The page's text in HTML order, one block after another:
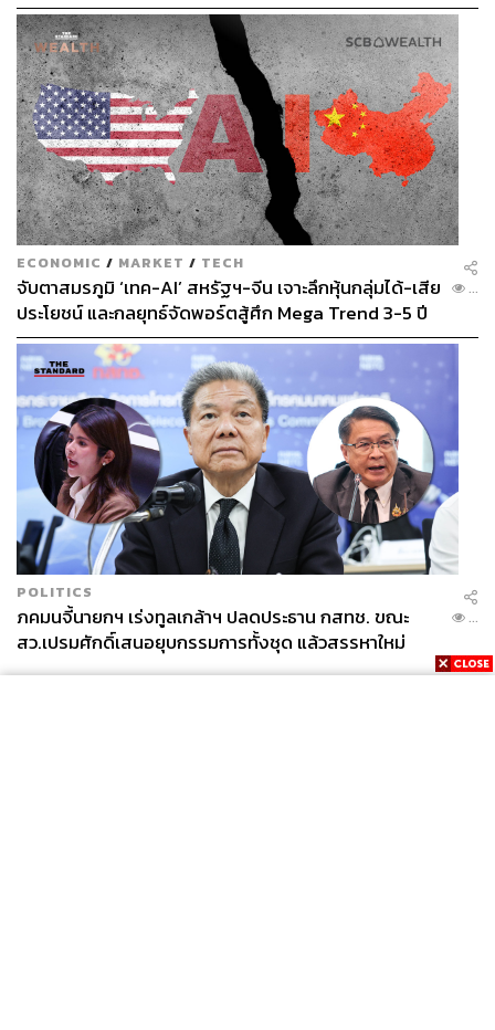
ECONOMIC / MARKET / TECH
จับตาสมรภูมิ ‘เทค-AI’ สหรัฐฯ-จีน เจาะลึกหุ้นกลุ่มได้-เสีย
ประโยชน์ และกลยุทธ์จัดพอร์ตสู้ศึก Mega Trend 3-5 ปี
ข้างหน้า
...
POLITICS
ภคมนจี้นายกฯ เร่งทูลเกล้าฯ ปลดประธาน กสทช. ขณะ
สว.เปรมศักดิ์เสนอยุบกรรมการทั้งชุด แล้วสรรหาใหม่
...